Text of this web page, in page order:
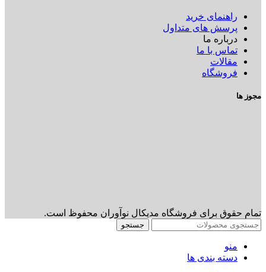
راهنمای خرید
پرسش های متداول
درباره ما
تماس با ما
مقالات
فروشگاه
مجوز ها
تمام حقوق برای فروشگاه مدیکال نوآوران محفوظ است.
جستجو
منو
دسته بندی ها